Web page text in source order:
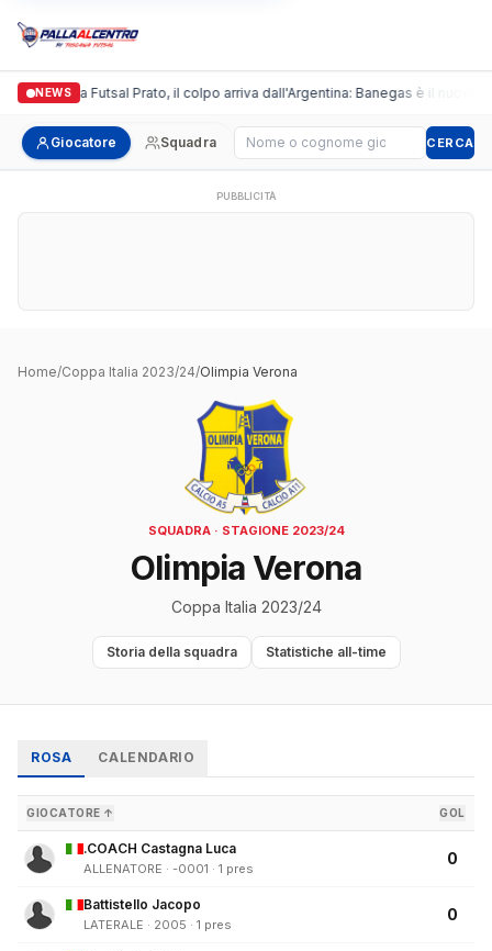
NEWS
Italgronda Futsal Prato, il colpo arriva dall'Argentina: Banegas è il nuovo
Giocatore Squadra Cerca giocatore CERCA
PUBBLICITÀ
Home/Coppa Italia 2023/24/Olimpia Verona
SQUADRA · STAGIONE 2023/24
Olimpia Verona
Coppa Italia 2023/24
Storia della squadra Statistiche all-time
ROSA CALENDARIO
GIOCATORE ↑ GOL
.COACH Castagna Luca
ALLENATORE · -0001 · 1 pres
0
Battistello Jacopo
LATERALE · 2005 · 1 pres
0